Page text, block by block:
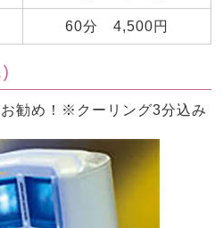
60分 4,500円
勧め！※クーリング3分込み